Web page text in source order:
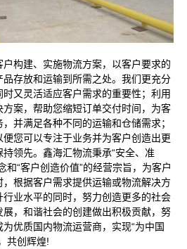
构建、实施物流方案，以客户要求的
存放和运输到所需之处。我们更充分
又灵活适应客户需求的重要性；利用
案，帮助您缩短订单交付时间，为客
并满足各种不同的运输和仓储需求；
您可以专注于业务并为客户创造出更
领先。鑫海汇物流秉承“安全、准
和“客户创造价值”的经营宗旨，为客户
根据客户需求提供运输或物流解决方
业水平的同时，努力创造更多的社会
，和谐社会的创建做出积极贡献，努
优质国内物流运营商，实现“为中国
共创辉煌!